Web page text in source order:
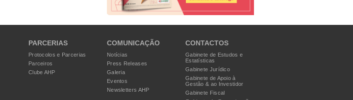
PARCERIAS
Protocolos e Parcerias
Parceiros
Clube AHP
COMUNICAÇÃO
Notícias
Press Releases
Galeria
Eventos
Newsletters AHP
CONTACTOS
Gabinete de Estudos e
Estatísticas
Gabinete Jurídico
Gabinete de Apoio à
Gestão & ao Investidor
Gabinete Fiscal